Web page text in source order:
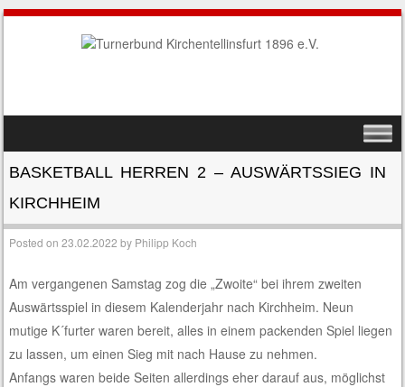
MENU
BASKETBALL HERREN 2 – AUSWÄRTSSIEG IN
KIRCHHEIM
Posted on23.02.2022 by Philipp Koch
Am vergangenen Samstag zog die „Zwoite“ bei ihrem zweiten
Auswärtsspiel in diesem Kalenderjahr nach Kirchheim. Neun
mutige K´furter waren bereit, alles in einem packenden Spiel liegen
zu lassen, um einen Sieg mit nach Hause zu nehmen.
Anfangs waren beide Seiten allerdings eher darauf aus, möglichst